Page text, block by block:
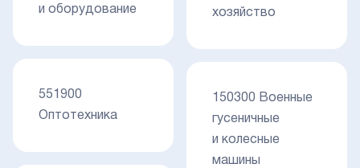
и оборудование
551900
Оптотехника
хозяйство
150300 Военные
гусеничные
и колесные
машины